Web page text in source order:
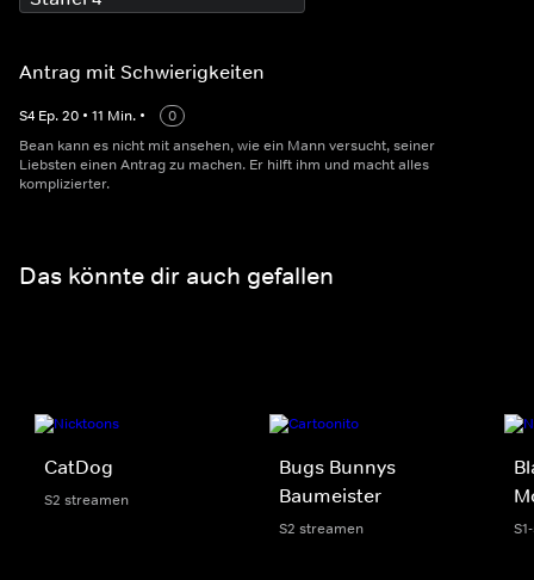
Antrag mit Schwierigkeiten
S4 Ep.20 • 11 Min. •
0
Bean kann es nicht mit ansehen, wie ein Mann versucht, seiner
Liebsten einen Antrag zu machen. Er hilft ihm und macht alles
komplizierter.
Das könnte dir auch gefallen
CatDog
S2 streamen
Bugs Bunnys
Baumeister
S2 streamen